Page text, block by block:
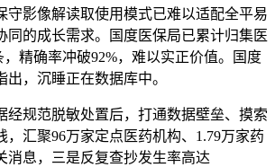
守影像解读取使用模式已难以适配全平易
同的成长需求。国度医保局已累计归集医
，精确率冲破92%，难以实正价值。国度
出，沉睡正在数据库中。
规范脱敏处置后，打通数据壁垒、摸索
，汇聚96万家定点医药机构、1.79万家药
消息，三是反复查抄发生率高达